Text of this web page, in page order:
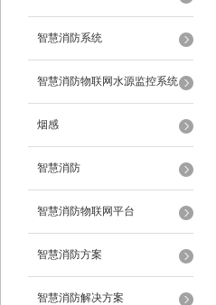
智慧消防系统
智慧消防物联网水源监控系统
烟感
智慧消防
智慧消防物联网平台
智慧消防方案
智慧消防解决方案